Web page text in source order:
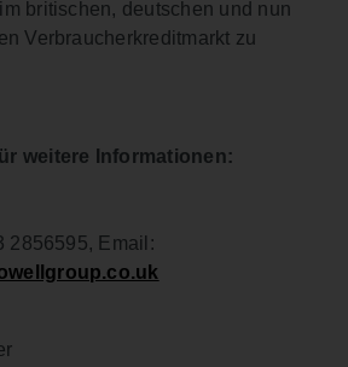
britischen, deutschen und nun
Verbraucherkreditmarkt zu
weitere Informationen:
2856595, Email: